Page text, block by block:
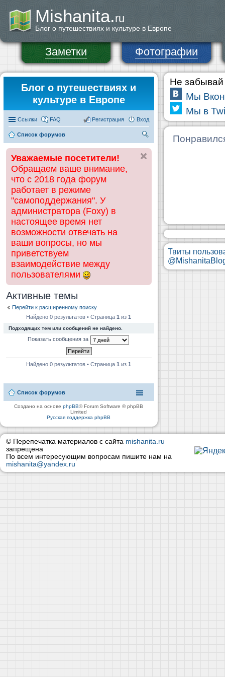
Mishanita.ru
Блог о путешествиях и культуре в Европе
Заметки Фотографии
Блог о путешествиях и
культуре в Европе
Ссылки FAQ Вход
Регистрация
Список форумов
ск
Уважаемые посетители!
Обращаем ваше внимание,
что с 2018 года форум
работает в режиме
"самоподдержания". У
администратора (Foxy) в
настоящее время нет
возможности отвечать на
ваши вопросы, но мы
приветствуем
взаимодействие между
пользователями
Активные темы
Перейти к расширенному поиску
Найдено 0 результатов • Страница1 из1
Подходящих тем или сообщений не найдено.
Показать сообщения за
Найдено 0 результатов • Страница1 из1
Список форумов
Создано на основеphpBB® Forum Software © phpBB
Limited
Русская поддержка phpBB
Не забывай
Мы
Мы в
Твиты
© Перепечатка материалов с сайта mishanita.ru
запрещена
По всем интересующим вопросам пишите нам на
mishanita@yandex.ru